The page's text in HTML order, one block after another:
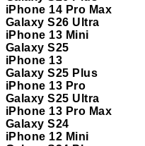
iPhone 14 Pro Max
Galaxy S26 Ultra
iPhone 13 Mini
Galaxy S25
iPhone 13
Galaxy S25 Plus
iPhone 13 Pro
Galaxy S25 Ultra
iPhone 13 Pro Max
Galaxy S24
iPhone 12 Mini